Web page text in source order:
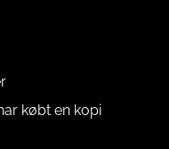
købt en kopi